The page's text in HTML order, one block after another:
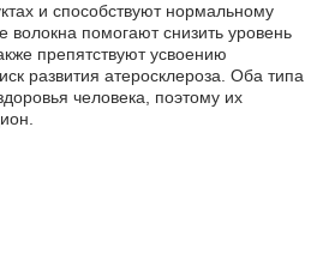
и способствуют нормальному
помогают снизить уровень
препятствуют усвоению
развития атеросклероза. Оба типа
человека, поэтому их